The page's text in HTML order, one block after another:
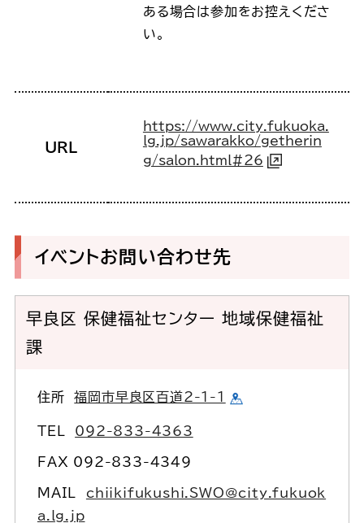
ある場合は参加をお控えくださ
い。
URL
https://www.city.fukuoka.
lg.jp/sawarakko/getherin
g/salon.html#26
イベントお問い合わせ先
早良区 保健福祉センター 地域保健福祉
課
住所福岡市早良区百道2-1-1
TEL 092-833-4363
FAX 092-833-4349
MAIL chiikifukushi.SWO@city.fukuok
a.lg.jp